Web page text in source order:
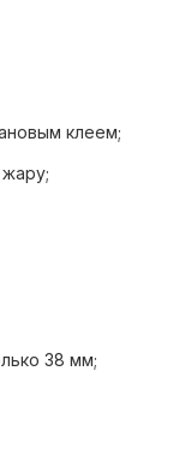
клеем;
со
38 мм;